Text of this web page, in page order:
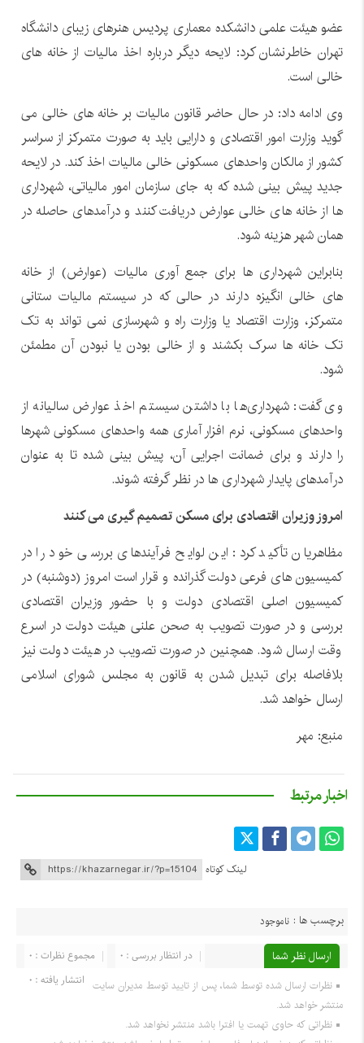
عضو هیئت علمی دانشکده معماری پردیس هنرهای زیبای دانشگاه
تهران خاطرنشان کرد: لایحه دیگر درباره اخذ مالیات از خانه های
خالی است.
وی ادامه داد: در حال حاضر قانون مالیات بر خانه های خالی می
گوید وزارت امور اقتصادی و دارایی باید به صورت متمرکز از سراسر
کشور از مالکان واحدهای مسکونی خالی مالیات اخذ کند. در لایحه
جدید پیش بینی شده که به جای سازمان امور مالیاتی، شهرداری
ها از خانه های خالی عوارض دریافت کنند و درآمدهای حاصله در
همان شهر هزینه شود.
بنابراین شهرداری ها برای جمع آوری مالیات (عوارض) از خانه
های خالی انگیزه دارند در حالی که در سیستم مالیات ستانی
متمرکز، وزارت اقتصاد یا وزارت راه و شهرسازی نمی تواند به تک
تک خانه ها سرک بکشند و از خالی بودن یا نبودن آن مطمئن
شود.
وی گفت: شهرداری‌ها با داشتن سیستم اخذ عوارض سالیانه از
واحدهای مسکونی، نرم افزار آماری همه واحدهای مسکونی شهرها
را دارند و برای ضمانت اجرایی آن، پیش بینی شده تا به عنوان
درآمدهای پایدار شهرداری ها در نظر گرفته شوند.
امروز وزیران اقتصادی برای مسکن تصمیم گیری می کنند
مظاهریان تأکید کرد: این لوایح فرآیندهای بررسی خود را در
کمیسیون های فرعی دولت گذرانده و قرار است امروز (دوشنبه) در
کمیسیون اصلی اقتصادی دولت و با حضور وزیران اقتصادی
بررسی و در صورت تصویب به صحن علنی هیئت دولت در اسرع
وقت ارسال شود. همچنین در صورت تصویب در هیئت دولت نیز
بلافاصله برای تبدیل شدن به قانون به مجلس شورای اسلامی
ارسال خواهد شد.
منبع: مهر
اخبار مرتبط
لینک کوتاه
برچسب ها : ناموجود
ارسال نظر شما مجموع نظرات : 0
در انتظار بررسی : 0
انتشار یافته : 0 نظرات ارسال شده توسط شما، پس از تایید توسط مدیران سایت
منتشر خواهد شد.
نظراتی که حاوی تهمت یا افترا باشد منتشر نخواهد شد.